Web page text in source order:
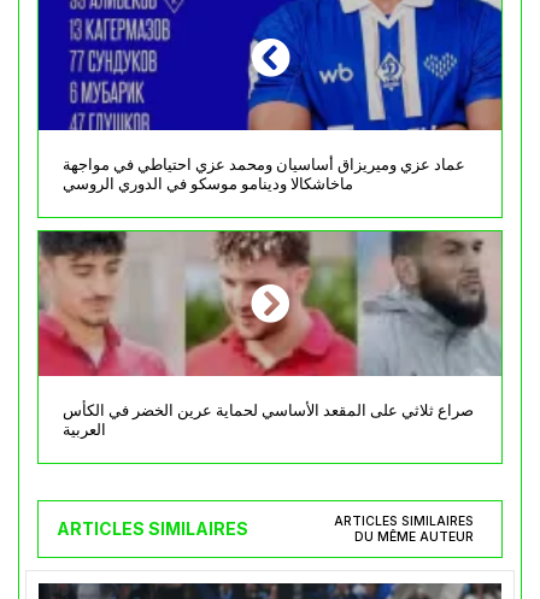
عماد عزي وميريزاق أساسيان ومحمد عزي احتياطي في مواجهة
ماخاشكالا ودينامو موسكو في الدوري الروسي
صراع ثلاثي على المقعد الأساسي لحماية عرين الخضر في الكأس
العربية
ARTICLES SIMILAIRES
ARTICLES SIMILAIRES
DU MÊME AUTEUR